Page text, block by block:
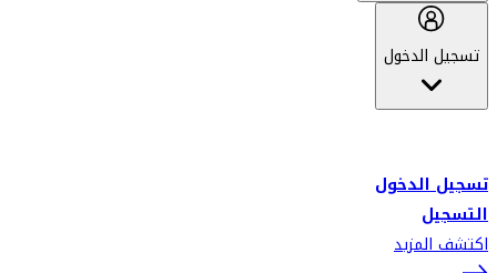
تسجيل الدخول
تسجيل الدخول
التسجيل
اكتشف المزيد